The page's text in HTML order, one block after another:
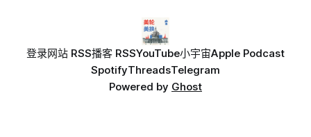
登录网站 RSS播客 RSSYouTube小宇宙Apple Podcast
SpotifyThreadsTelegram
Powered by Ghost